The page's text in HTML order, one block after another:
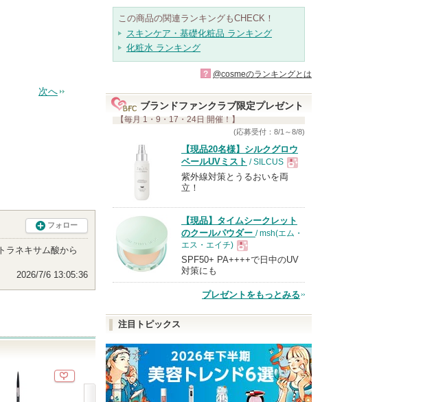
次へ
フォロー
ラネキサム酸から
2026/7/6 13:05:36
この商品の関連ランキングもCHECK！
スキンケア・基礎化粧品 ランキング
化粧水 ランキング
? @cosmeのランキングとは
ブランドファンクラブ限定プレゼント
【毎月 1・9・17・24日 開催！】
(応募受付：8/1～8/8)
【現品20名様】シルクグロウ
ベールUVミスト / SILCUS
現
品
紫外線対策とうるおいを両
立！
【現品】タイムシークレット
のクールパウダー / msh(エム・
エス・エイチ)
現
品
SPF50+ PA++++で日中のUV
対策にも
プレゼントをもっとみる
注目トピックス